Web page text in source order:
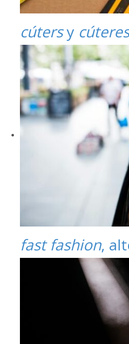
cútersy cúteres
fast fashion,